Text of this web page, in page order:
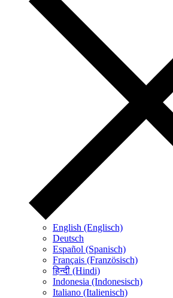
English (Englisch)
Deutsch
Español (Spanisch)
Français (Französisch)
हिन्दी (Hindi)
Indonesia (Indonesisch)
Italiano (Italienisch)